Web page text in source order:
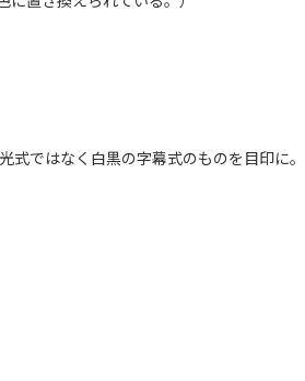
ではなく白黒の字幕式のものを目印に。